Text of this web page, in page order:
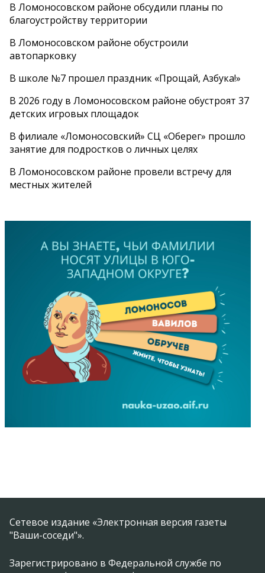
В Ломоносовском районе обсудили планы по
благоустройству территории
В Ломоносовском районе обустроили
автопарковку
В школе №7 прошел праздник «Прощай, Азбука!»
В 2026 году в Ломоносовском районе обустроят 37
детских игровых площадок
В филиале «Ломоносовский» СЦ «Оберег» прошло
занятие для подростков о личных целях
В Ломоносовском районе провели встречу для
местных жителей
Сетевое издание «Электронная версия газеты
"Ваши-соседи"».
Зарегистрировано в Федеральной службе по